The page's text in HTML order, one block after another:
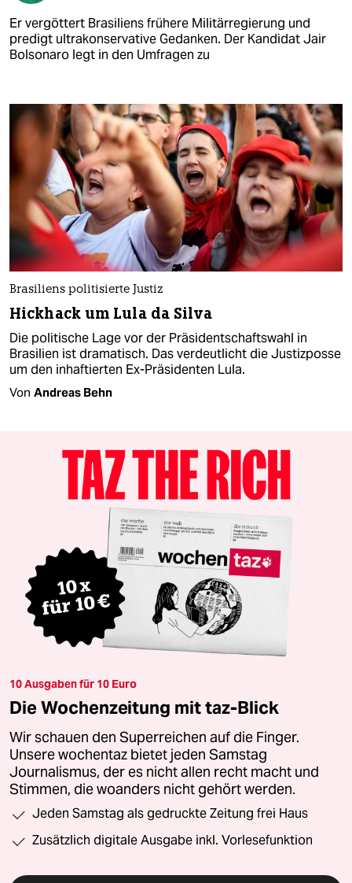
Er vergöttert Brasiliens frühere Militärregierung und
predigt ultrakonservative Gedanken. Der Kandidat Jair
Bolsonaro legt in den Umfragen zu
Brasiliens politisierte Justiz
Hickhack um Lula da Silva
Die politische Lage vor der Präsidentschaftswahl in
Brasilien ist dramatisch. Das verdeutlicht die Justizposse
um den inhaftierten Ex-Präsidenten Lula.
Von Andreas Behn
10 Ausgaben für 10 Euro
Die Wochenzeitung mit taz-Blick
Wir schauen den Superreichen auf die Finger.
Unsere wochentaz bietet jeden Samstag
Journalismus, der es nicht allen recht macht und
Stimmen, die woanders nicht gehört werden.
Jeden Samstag als gedruckte Zeitung frei Haus
Zusätzlich digitale Ausgabe inkl. Vorlesefunktion